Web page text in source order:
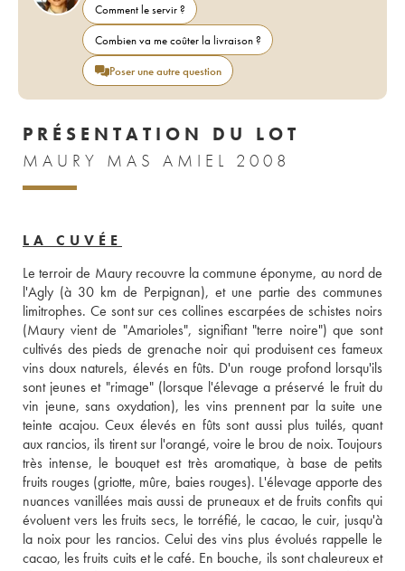
Comment le servir ?
Combien va me coûter la livraison ?
Poser une autre question
PRÉSENTATION DU LOT
MAURY MAS AMIEL 2008
LA CUVÉE
Le terroir de Maury recouvre la commune éponyme, au nord de
l'Agly (à 30 km de Perpignan), et une partie des communes
limitrophes. Ce sont sur ces collines escarpées de schistes noirs
(Maury vient de "Amarioles", signifiant "terre noire") que sont
cultivés des pieds de grenache noir qui produisent ces fameux
vins doux naturels, élevés en fûts. D'un rouge profond lorsqu'ils
sont jeunes et "rimage" (lorsque l'élevage a préservé le fruit du
vin jeune, sans oxydation), les vins prennent par la suite une
teinte acajou. Ceux élevés en fûts sont aussi plus tuilés, quant
aux rancios, ils tirent sur l'orangé, voire le brou de noix. Toujours
très intense, le bouquet est très aromatique, à base de petits
fruits rouges (griotte, mûre, baies rouges). L'élevage apporte des
nuances vanillées mais aussi de pruneaux et de fruits confits qui
évoluent vers les fruits secs, le torréfié, le cacao, le cuir, jusqu'à
la noix pour les rancios. Celui des vins plus évolués rappelle le
cacao, les fruits cuits et le café. En bouche, ils sont chaleureux et